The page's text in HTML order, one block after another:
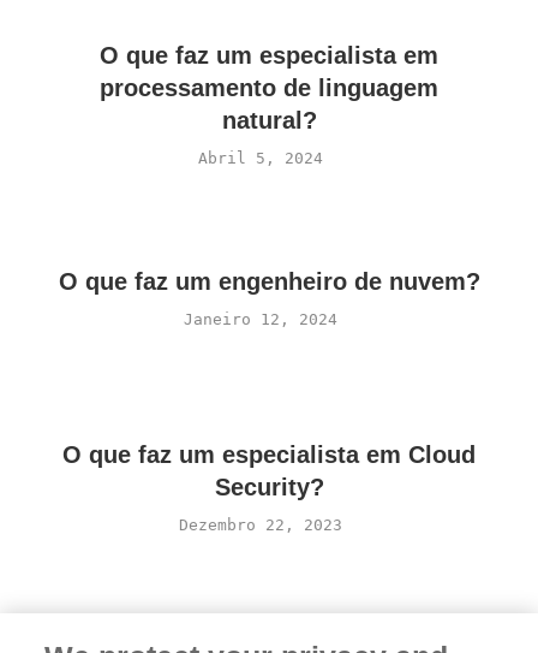
O que faz um especialista em
processamento de linguagem
natural?
Abril 5, 2024
O que faz um engenheiro de nuvem?
Janeiro 12, 2024
O que faz um especialista em Cloud
Security?
Dezembro 22, 2023